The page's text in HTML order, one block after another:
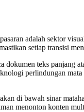
adalah sektor
setiap transisi
teks panjang
perlindungan
di bawah sinar
menonton konten